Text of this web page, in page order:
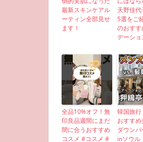
最新スキンケアル
ーティン全部見せ
ます！
天野佳
5選をご
のおす
デーショ
全品10%オフ！無
印良品週間にまだ
間に合うおすすめ
コスメ #コスメ #
韓国旅
おすすめ
ダウン
inソウル